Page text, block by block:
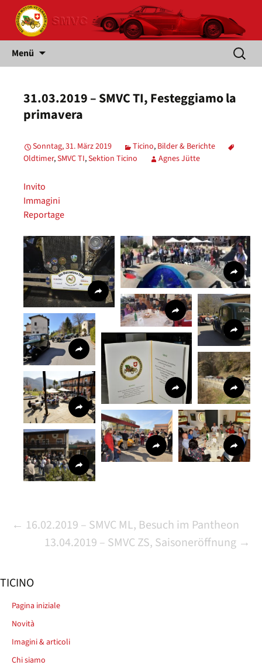
Menü
Suche
nach:
31.03.2019 – SMVC TI, Festeggiamo la
primavera
Sonntag, 31. März 2019 Ticino, Bilder & Berichte
Oldtimer,SMVC TI,Sektion Ticino Agnes Jütte
Invito
Immagini
Reportage
Beitrags-
Navigation
← 16.02.2019 – SMVC ML, Besuch im Pantheon
13.04.2019 – SMVC ZS, Saisoneröffnung →
TICINO
Pagina iniziale
Novità
Imagini & articoli
Chi siamo